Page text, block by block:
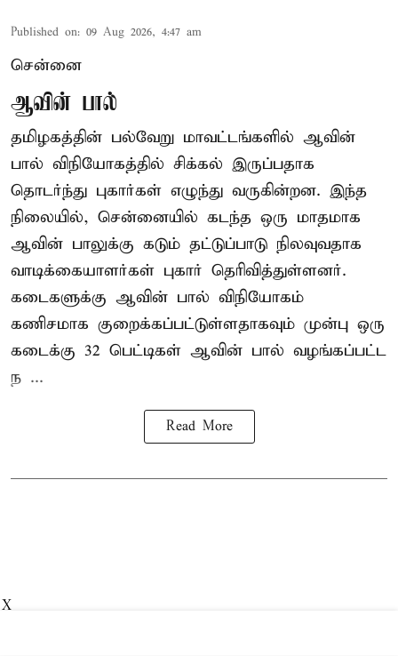
Published on: 09 Aug 2026, 4:47 am
சென்னை
ஆவின் பால்
தமிழகத்தின் பல்வேறு மாவட்டங்களில் ஆவின்
பால் விநியோகத்தில் சிக்கல் இருப்பதாக
தொடர்ந்து புகார்கள் எழுந்து வருகின்றன. இந்த
நிலையில், சென்னையில் கடந்த ஒரு மாதமாக
ஆவின் பாலுக்கு கடும் தட்டுப்பாடு நிலவுவதாக
வாடிக்கையாளர்கள் புகார் தெரிவித்துள்ளனர்.
கடைகளுக்கு ஆவின் பால் விநியோகம்
கணிசமாக குறைக்கப்பட்டுள்ளதாகவும் முன்பு ஒரு
கடைக்கு 32 பெட்டிகள் ஆவின் பால் வழங்கப்பட்ட
ந ...
Read More
X